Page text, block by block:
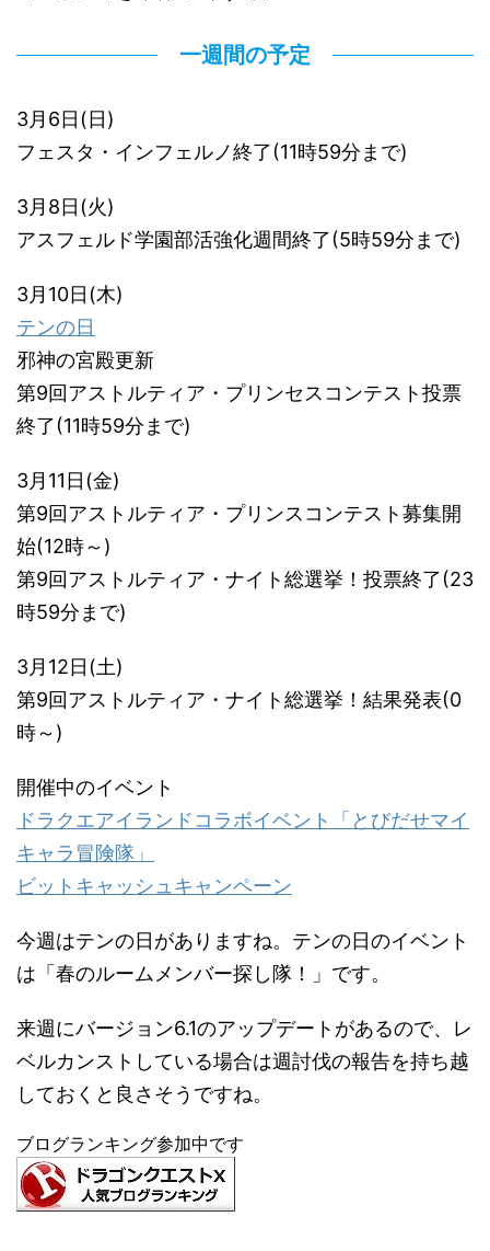
一週間の予定
3月6日(日)
フェスタ・インフェルノ終了(11時59分まで)
3月8日(火)
アスフェルド学園部活強化週間終了(5時59分まで)
3月10日(木)
テンの日
邪神の宮殿更新
第9回アストルティア・プリンセスコンテスト投票
終了(11時59分まで)
3月11日(金)
第9回アストルティア・プリンスコンテスト募集開
始(12時～)
第9回アストルティア・ナイト総選挙！投票終了(23
時59分まで)
3月12日(土)
第9回アストルティア・ナイト総選挙！結果発表(0
時～)
開催中のイベント
ドラクエアイランドコラボイベント「とびだせマイ
キャラ冒険隊」
ビットキャッシュキャンペーン
今週はテンの日がありますね。テンの日のイベント
は「春のルームメンバー探し隊！」です。
来週にバージョン6.1のアップデートがあるので、レ
ベルカンストしている場合は週討伐の報告を持ち越
しておくと良さそうですね。
ブログランキング参加中です